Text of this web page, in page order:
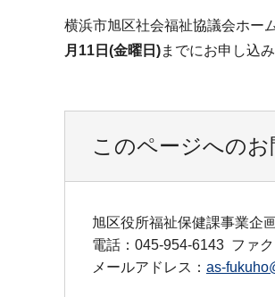
横浜市旭区社会福祉協議会ホー
月11日(金曜日)までにお申し込
このページへのお
旭区役所福祉保健課事業企
電話：045-954-6143 ファ
メールアドレス： as-